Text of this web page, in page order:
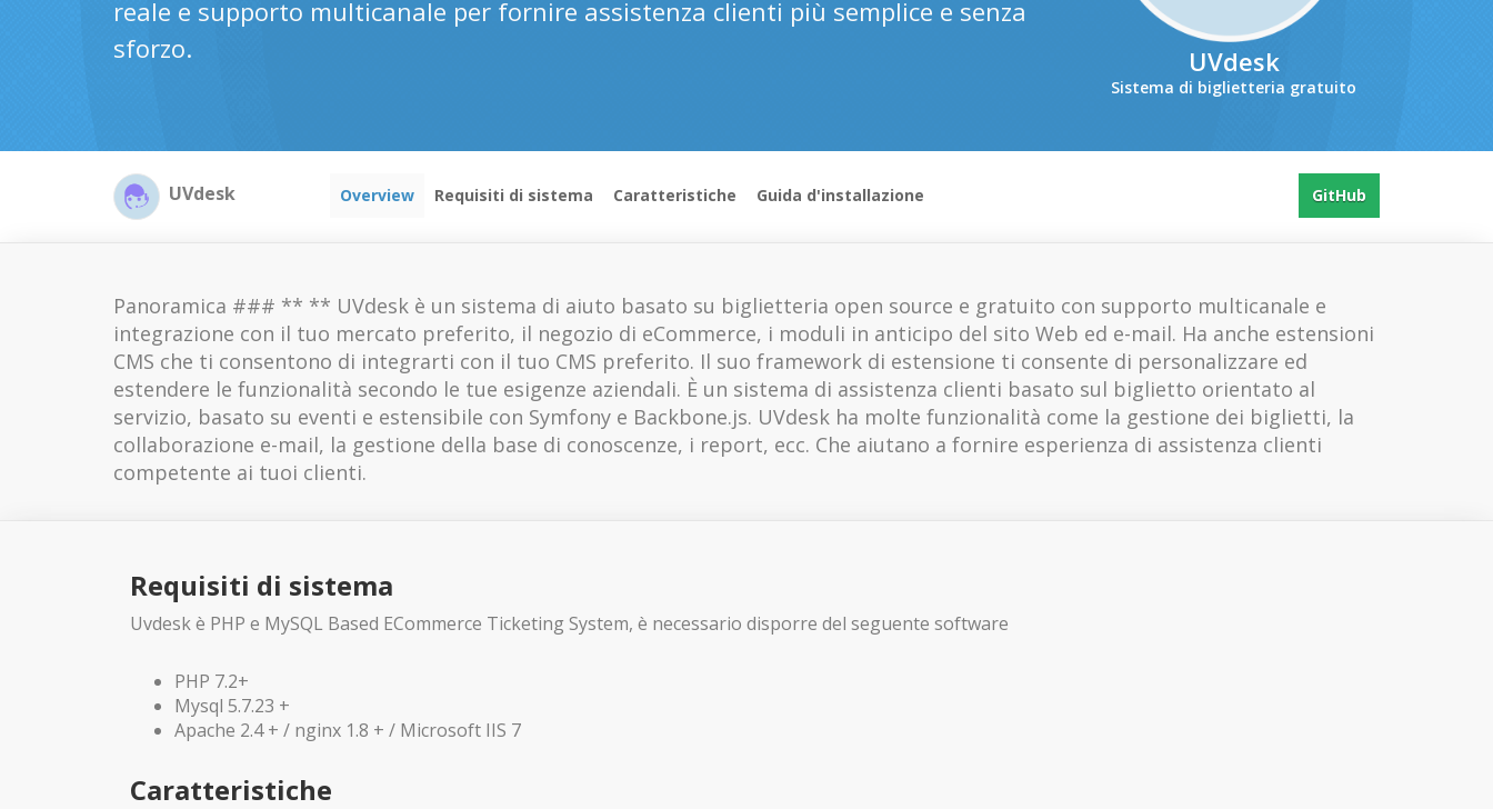
UVdesk
Sistema di biglietteria gratuito
reale e supporto multicanale per fornire assistenza clienti più semplice e senza
sforzo.
UVdesk Overview Requisiti di sistema Caratteristiche Guida d'installazione GitHub
Panoramica ### ** ** UVdesk è un sistema di aiuto basato su biglietteria open source e gratuito con supporto multicanale e
integrazione con il tuo mercato preferito, il negozio di eCommerce, i moduli in anticipo del sito Web ed e-mail. Ha anche estensioni
CMS che ti consentono di integrarti con il tuo CMS preferito. Il suo framework di estensione ti consente di personalizzare ed
estendere le funzionalità secondo le tue esigenze aziendali. È un sistema di assistenza clienti basato sul biglietto orientato al
servizio, basato su eventi e estensibile con Symfony e Backbone.js. UVdesk ha molte funzionalità come la gestione dei biglietti, la
collaborazione e-mail, la gestione della base di conoscenze, i report, ecc. Che aiutano a fornire esperienza di assistenza clienti
competente ai tuoi clienti.
Requisiti di sistema
Uvdesk è PHP e MySQL Based ECommerce Ticketing System, è necessario disporre del seguente software
PHP 7.2+
Mysql 5.7.23 +
Apache 2.4 + / nginx 1.8 + / Microsoft IIS 7
Caratteristiche